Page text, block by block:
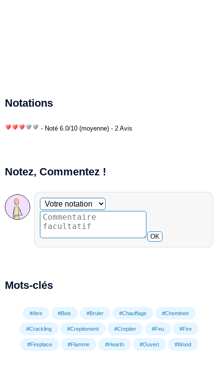
Notations
- Noté 6.0/10 (moyenne) - 2 Avis
Notez, Commentez !
Commentaire facultatif
Votre notation
OK
Mots-clés
#Atre #Bois #Bruler #Chauffage #Cheminee
#Crackling #Crepitement #Crepiter #Feu #Fire
#Fireplace #Flamme #Hearth #Ouvert #Wood